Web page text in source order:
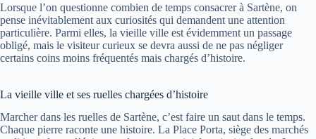
Lorsque l’on questionne combien de temps consacrer à Sartène, on
pense inévitablement aux curiosités qui demandent une attention
particulière. Parmi elles, la vieille ville est évidemment un passage
obligé, mais le visiteur curieux se devra aussi de ne pas négliger
certains coins moins fréquentés mais chargés d’histoire.
La vieille ville et ses ruelles chargées d’histoire
Marcher dans les ruelles de Sartène, c’est faire un saut dans le temps.
Chaque pierre raconte une histoire. La Place Porta, siège des marchés